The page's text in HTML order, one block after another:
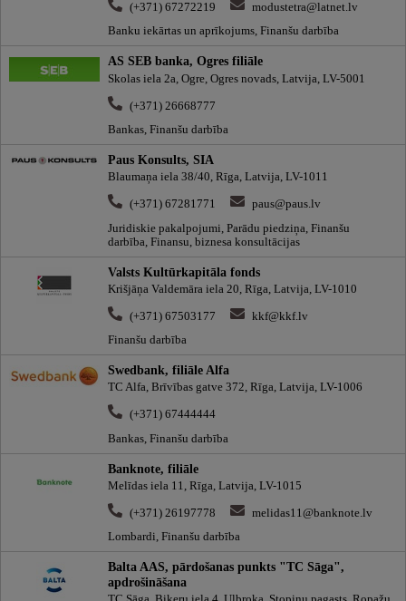
(+371) 67272219
modustetra@latnet.lv
Banku iekārtas un aprīkojums, Finanšu darbība
AS SEB banka, Ogres filiāle
Skolas iela 2a, Ogre, Ogres novads, Latvija, LV-5001
(+371) 26668777
Bankas, Finanšu darbība
Paus Konsults, SIA
Blaumaņa iela 38/40, Rīga, Latvija, LV-1011
(+371) 67281771
paus@paus.lv
Juridiskie pakalpojumi, Parādu piedziņa, Finanšu
darbība, Finansu, biznesa konsultācijas
Valsts Kultūrkapitāla fonds
Krišjāņa Valdemāra iela 20, Rīga, Latvija, LV-1010
(+371) 67503177
kkf@kkf.lv
Finanšu darbība
Swedbank, filiāle Alfa
TC Alfa, Brīvības gatve 372, Rīga, Latvija, LV-1006
(+371) 67444444
Bankas, Finanšu darbība
Banknote, filiāle
Melīdas iela 11, Rīga, Latvija, LV-1015
(+371) 26197778
melidas11@banknote.lv
Lombardi, Finanšu darbība
Balta AAS, pārdošanas punkts "TC Sāga",
apdrošināšana